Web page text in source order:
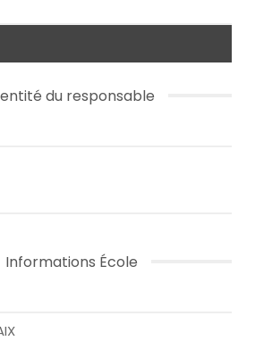
du responsable
Informations École